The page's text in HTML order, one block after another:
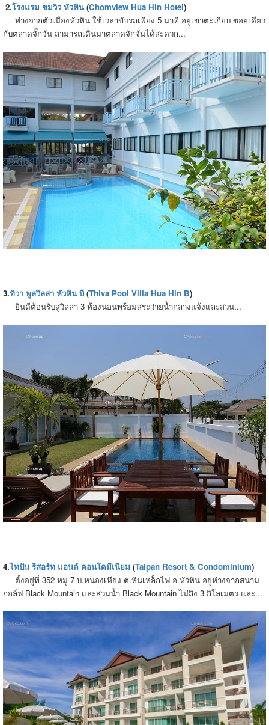
2.โรงแรม ชมวิว หัวหิน(Chomview Hua Hin Hotel)
ห่างจากตัวเมืองหัวหิน ใช้เวลาขับรถเพียง 5 นาที อยู่เขาตะเกียบ ซอยเดียว
กับตลาดจั๊กจั่น สามารถเดินมาตลาดจักจั่นได้สะดวก...
3.ทิวา พูลวิลล่า หัวหิน บี (Thiva Pool Villa Hua Hin B)
ยินดีต้อนรับสู่วิลล่า 3 ห้องนอนพร้อมสระว่ายน้ำกลางแจ้งและสวน...
4.ไทปัน รีสอร์ท แอนด์ คอนโดมีเนียม (Taipan Resort & Condominium)
ตั้งอยู่ที่ 352 หมู่ 7 บ.หนองเหียง ต.หินเหล็กไฟ อ.หัวหิน อยู่ห่างจากสนาม
กอล์ฟ Black Mountain และสวนน้ำ Black Mountain ไม่ถึง 3 กิโลเมตร และ...